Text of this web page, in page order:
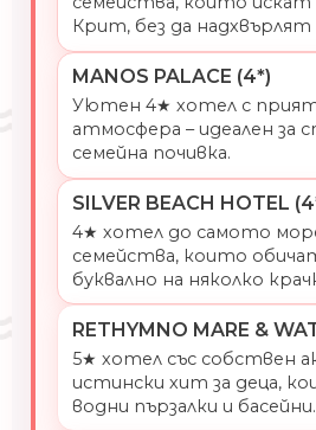
Крит, без да
MANOS PALACE (4*)
Уютен 4★ хотел с
атмосфера – идеален за
семейна почивка.
SILVER BEACH HOTEL
4★ хотел до самото
семейства, които
буквално на няколко
RETHYMNO MARE &
5★ хотел със собствен
истински хит за деца,
водни пързалки и басейни.